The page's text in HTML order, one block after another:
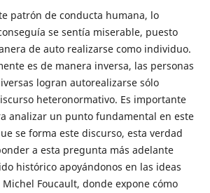
patrón de conducta humana, lo
se sentía miserable, puesto
de auto realizarse como individuo.
es de manera inversa, las personas
logran autorealizarse sólo
heteronormativo. Es importante
analizar un punto fundamental en este
se forma este discurso, esta verdad
a esta pregunta más adelante
histórico apoyándonos en las ideas
Foucault, donde expone cómo